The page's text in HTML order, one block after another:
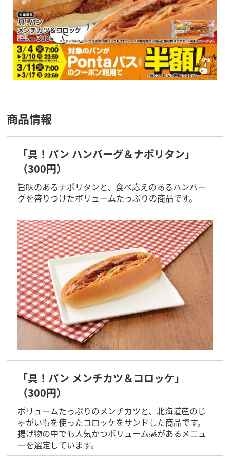
商品情報
「具！パン ハンバーグ＆ナポリタン」
（300円）
旨味のあるナポリタンと、食べ応えのあるハンバー
グを盛りつけたボリュームたっぷりの商品です。
「具！パン メンチカツ＆コロッケ」
（300円）
ボリュームたっぷりのメンチカツと、北海道産のじ
ゃがいもを使ったコロッケをサンドした商品です。
揚げ物の中でも人気かつボリューム感があるメニュ
ーを選定しています。